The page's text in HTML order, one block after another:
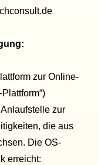
zur Online-
zur
die aus
Die OS-
erreicht: